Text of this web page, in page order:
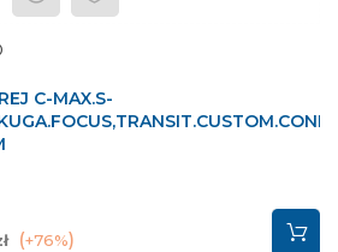
C-MAX.S-
+76%